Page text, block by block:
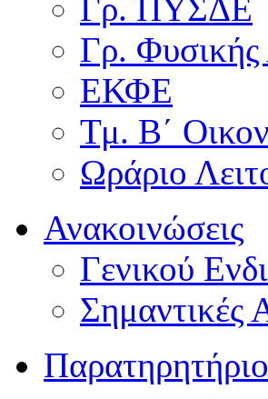
Γρ. ΠΥΣΔΕ
Γρ.
ΕΚΦΕ
Τμ. Β΄
Ωράριο
Ανακοινώσεις
Γενικού
Σημαντικές